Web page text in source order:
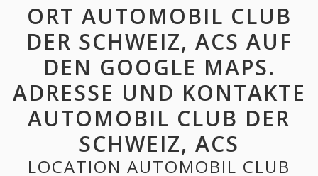
ORT AUTOMOBIL CLUB
DER SCHWEIZ, ACS AUF
DEN GOOGLE MAPS.
ADRESSE UND KONTAKTE
AUTOMOBIL CLUB DER
SCHWEIZ, ACS
LOCATION AUTOMOBIL CLUB